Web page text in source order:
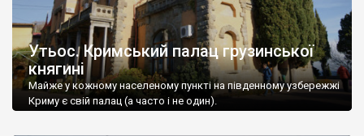
Утьос. Кримський палац грузинської
княгині
Майже у кожному населеному пункті на південному узбережжі
Криму є свій палац (а часто і не один).